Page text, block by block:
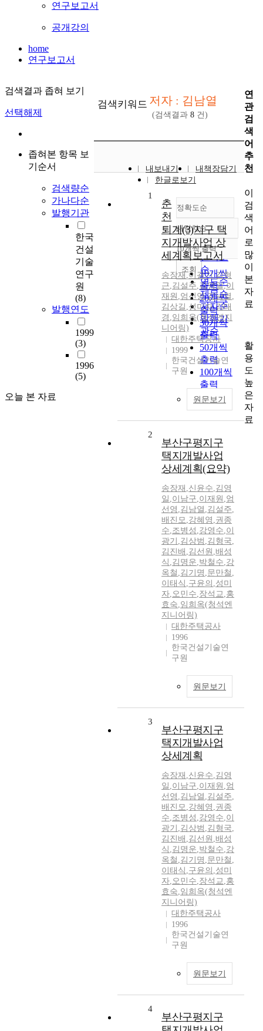
연구보고서
공개강의
home
연구보고서
검색결과 좁혀 보기
선택해제
좁혀본 항목 보
기순서
검색량순
가나다순
발행기관
한국
건설
기술
연구
원
(8)
발행연도
1999
(3)
1996
(5)
오늘 본 자료
검색키워드 저자 : 김남열
(검색결과 8 건)
내보내기
내책장담기
한글로보기
정확도순
정확도
순
인기도
순
연도순
제목순
저자순
발행기
관순
내림차순
내림차순
10개씩 출력
10개씩
출력
20개씩
출력
30개씩
출력
50개씩
출력
100개씩
출력
조회
1
춘
천
퇴계(3)지구 택
지개발사업 상
세계획보고서
송장재,이광기,김형
근,김설주,김영일,이
재원 ,엄선영,김남열 ,
김상길 ,성미자,김태
경 ,임희옥(청석엔지
니어링)
대한주택공사
1999
한국건설기술연
구원
원문보기
2
부산구평지구
택지개발사업
상세계획(요약)
송장재 ,신윤수,김영
일 ,이남구,이재원 ,엄
선영 ,김남열 ,김설주,
배진모,강혜영 ,권종
수,조병성 ,강영수,이
광기 ,김상범 ,김형국,
김진배 ,김선원 ,배성
식 ,김명운,박철수,강
옥철 ,김기명 ,문만철 ,
이태식 ,구윤의 ,성미
자,오민수,장석교,홍
효숙,임희옥(청석엔
지니어링)
대한주택공사
1996
한국건설기술연
구원
원문보기
3
부산구평지구
택지개발사업
상세계획
송장재 ,신윤수,김영
일 ,이남구,이재원 ,엄
선영 ,김남열 ,김설주,
배진모,강혜영 ,권종
수,조병성 ,강영수,이
광기 ,김상범 ,김형국,
김진배 ,김선원 ,배성
식 ,김명운,박철수,강
옥철 ,김기명 ,문만철 ,
이태식 ,구윤의 ,성미
자,오민수,장석교,홍
효숙,임희옥(청석엔
지니어링)
대한주택공사
1996
한국건설기술연
구원
원문보기
4
부산구평지구
연
관
검
색
어
추
천
이
검
색
어
로
많
이
본
자
료
활
용
도
높
은
자
료